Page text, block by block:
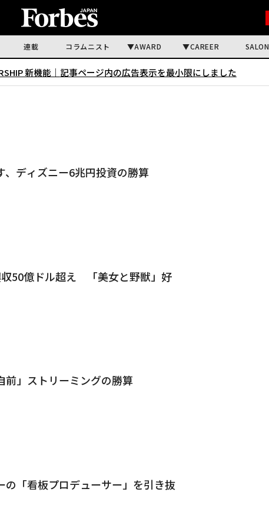
連載 コラムニスト AWARD CAREER SALON
新機能｜ 記事ページ内の広告表示を最小限にしました
ディズニー6兆円投資の勝算
50億ドル超え 「美女と野獣」好
前」ストリーミングの勝算
の「看板プロデューサー」を引き抜